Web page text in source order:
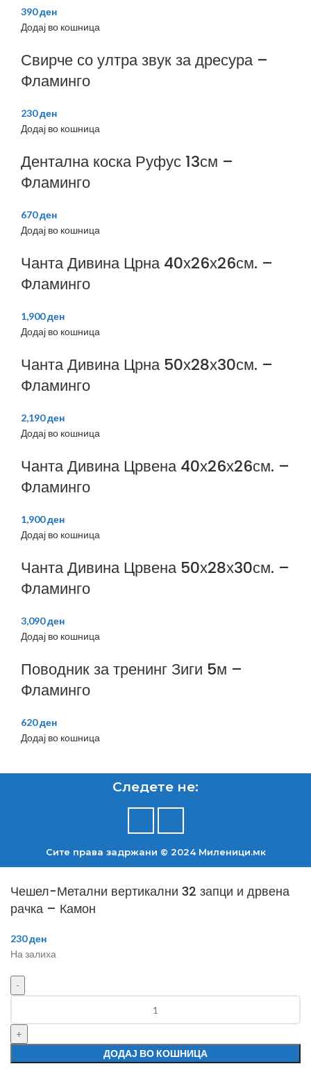
390ден
Додај во кошница
Свирче со ултра звук за дресура –
Фламинго
230ден
Додај во кошница
Дентална коска Руфус 13см –
Фламинго
670ден
Додај во кошница
Чанта Дивина Црна 40х26х26см. –
Фламинго
1,900ден
Додај во кошница
Чанта Дивина Црна 50х28х30см. –
Фламинго
2,190ден
Додај во кошница
Чанта Дивина Црвена 40х26х26см. –
Фламинго
1,900ден
Додај во кошница
Чанта Дивина Црвена 50х28х30см. –
Фламинго
3,090ден
Додај во кошница
Поводник за тренинг Зиги 5м –
Фламинго
620ден
Додај во кошница
Следете не:
Сите права задржани © 2024 Mиленици.мк
Чешел-Метални вертикални 32 запци и дрвена
рачка – Камон
230ден
На залиха
ДОДАЈ ВО КОШНИЦА